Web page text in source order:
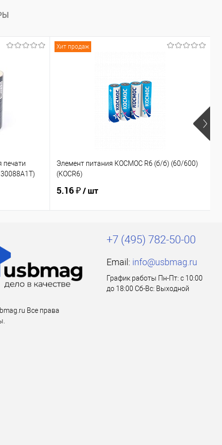
печати
Хит продаж
Элемент питания КОСМОС R6 (б/б) (60/600)
(KOCR6)
5.16 ₽/ шт
Все права
+7 (495) 782-50-00
Email: info@usbmag.ru
График работы Пн-Пт: с 10:00
до 18:00 Сб-Вс: Выходной